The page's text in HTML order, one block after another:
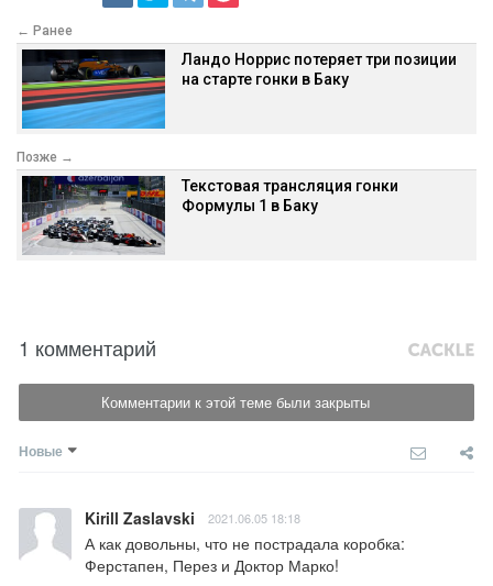
← Ранее
Ландо Норрис потеряет три позиции
на старте гонки в Баку
Позже →
Текстовая трансляция гонки
Формулы 1 в Баку
1 комментарий
Комментарии к этой теме были закрыты
Новые
Kirill Zaslavski 2021.06.05 18:18
А как довольны, что не пострадала коробка:
Ферстапен, Перез и Доктор Марко!